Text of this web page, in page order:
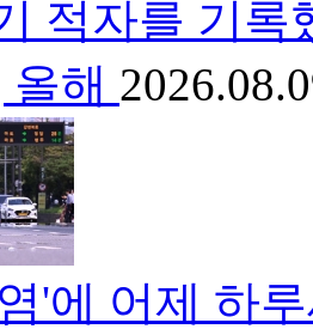
적자를 기록
해
'에 어제 하